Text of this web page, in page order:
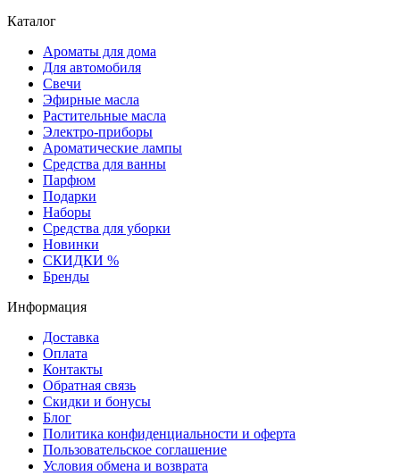
Каталог
Ароматы для дома
Для автомобиля
Свечи
Эфирные масла
Растительные масла
Электро-приборы
Ароматические лампы
Средства для ванны
Парфюм
Подарки
Наборы
Средства для уборки
Новинки
СКИДКИ %
Бренды
Информация
Доставка
Оплата
Контакты
Обратная связь
Скидки и бонусы
Блог
Политика конфиденциальности и оферта
Пользовательское соглашение
Условия обмена и возврата